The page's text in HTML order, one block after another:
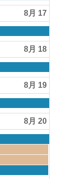
8月 17
8月 18
8月 19
8月 20